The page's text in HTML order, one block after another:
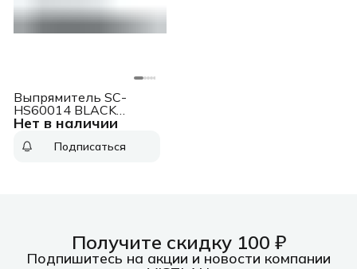
Нет в наличии
Выпрямитель SC-
HS60014 BLACK
SCARLETT
Подписаться
Получите скидку 100 ₽
Подпишитесь на акции и новости компании